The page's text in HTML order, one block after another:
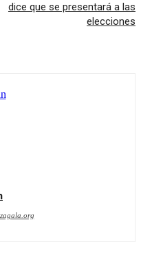
dice que se presentará a las
elecciones